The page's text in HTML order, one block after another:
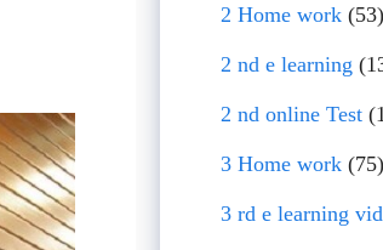
2 Home work(53)
2 nd e learning
2 nd online Test
3 Home work(75)
3 rd e learning